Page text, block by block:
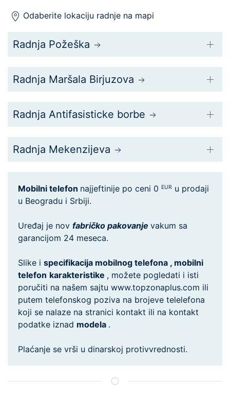
Odaberite lokaciju radnje na mapi
Radnja Požeška
Radnja Maršala Birjuzova
Radnja Antifasisticke borbe
Radnja Mekenzijeva
Mobilni telefon najjeftinije po ceni 0 EUR u prodaji
u Beogradu i Srbiji.
Uređaj je nov fabričko pakovanje vakum sa
garancijom 24 meseca.
Slike i specifikacija mobilnog telefona , mobilni
telefon karakteristike , možete pogledati i isti
poručiti na našem sajtu www.topzonaplus.com ili
putem telefonskog poziva na brojeve telelefona
koji se nalaze na stranici kontakt ili na kontakt
podatke iznad modela .
Plaćanje se vrši u dinarskoj protivvrednosti.